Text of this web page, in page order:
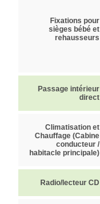
Fixations pour
sièges bébé et
rehausseurs
Passage intérieur
direct
Climatisation et
Chauffage (Cabine
conducteur /
habitacle principale)
Radio/lecteur CD